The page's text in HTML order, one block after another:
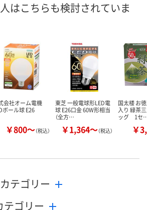
はこちらも検討されていま
会社オーム電機
ボール球 E26
￥800～（税込）
東芝 一般電球形LED電
球 E26口金 60W形相当
（全方…
￥1,364～（税込）
国太楼 お
入り 緑茶
ッグ 1セ
￥
テゴリー
ゴリー